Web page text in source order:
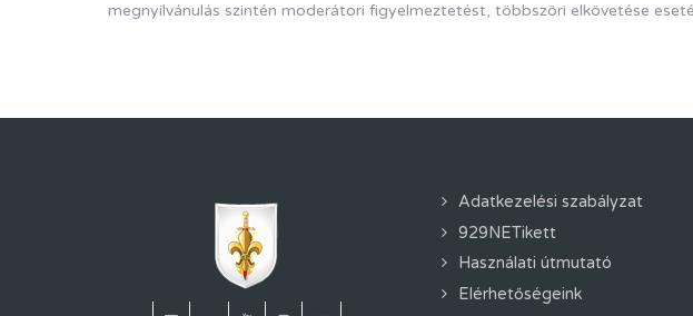
megnyilvánulás szintén moderátori figyelmeztetést, többszöri elkövetése
Adatkezelési szabályzat
929NETikett
Használati útmutató
Elérhetőségeink